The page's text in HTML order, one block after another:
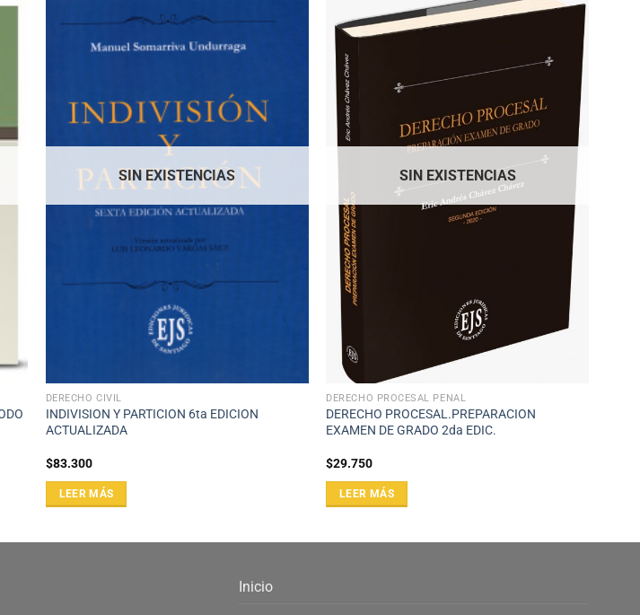
SIN EXISTENCIAS
DERECHO CIVIL
INDIVISION Y PARTICION 6ta EDICION
ACTUALIZADA
$83.300
LEER MÁS
SIN EXISTENCIAS
DERECHO PROCESAL PENAL
DERECHO PROCESAL.PREPARACION
EXAMEN DE GRADO 2da EDIC.
$29.750
LEER MÁS
Inicio